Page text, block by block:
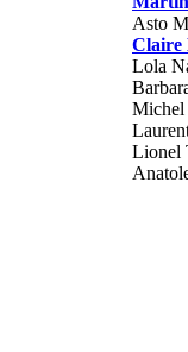
Asto
Claire
Lola
Michel
Lionel